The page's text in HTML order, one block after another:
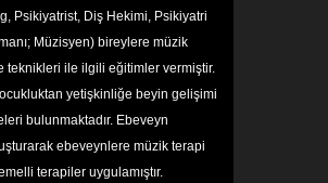
Psikiyatrist, Diş Hekimi, Psikiyatri
Müzisyen) bireylere müzik
teknikleri ile ilgili eğitimler vermiştir.
yetişkinliğe beyin gelişimi
bulunmaktadır. Ebeveyn
ebeveynlere müzik terapi
terapiler uygulamıştır.